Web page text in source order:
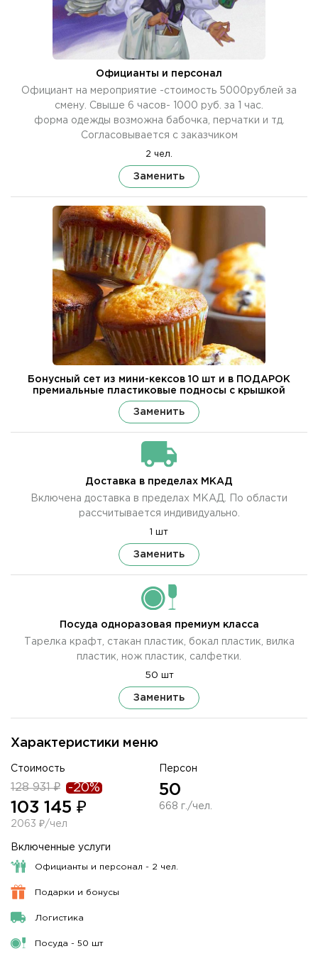
Характеристики меню
Стоимость
128 931 ₽ -20%
103 145 ₽
2063 ₽/чел
Персон
50
668 г./чел.
Включенные услуги
Официанты и персонал - 2 чел.
Подарки и бонусы
Логистика
Посуда - 50 шт
Официанты и персонал
Официант на мероприятие -стоимость 5000рублей за
смену. Свыше 6 часов- 1000 руб. за 1 час.
форма одежды возможна бабочка, перчатки и тд.
Согласовывается с заказчиком
2 чел.
Заменить
Бонусный сет из мини-кексов 10 шт и в ПОДАРОК
премиальные пластиковые подносы с крышкой
Заменить
Доставка в пределах МКАД
Включена доставка в пределах МКАД. По области
рассчитывается индивидуально.
1 шт
Заменить
Посуда одноразовая премиум класса
Тарелка крафт, стакан пластик, бокал пластик, вилка
пластик, нож пластик, салфетки.
50 шт
Заменить